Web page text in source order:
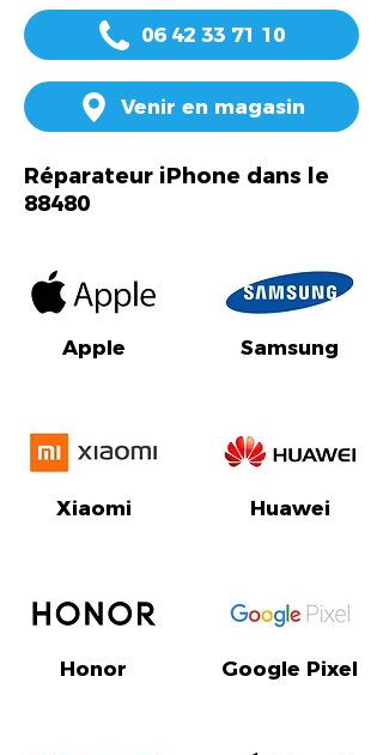
06 42 33 71 10
Venir en magasin
Réparateur iPhone dans le
88480
Apple
Xiaomi
Honor
Samsung
Huawei
Google Pixel